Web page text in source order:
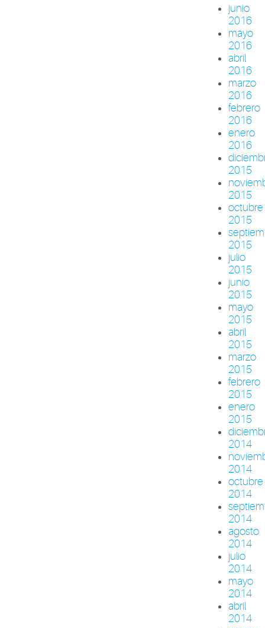
junio
2016
mayo
2016
abril
2016
marzo
2016
febrero
2016
enero
2016
2015
2015
octubre
2015
2015
julio
2015
junio
2015
mayo
2015
abril
2015
marzo
2015
febrero
2015
enero
2015
2014
2014
octubre
2014
2014
agosto
2014
julio
2014
mayo
2014
abril
2014